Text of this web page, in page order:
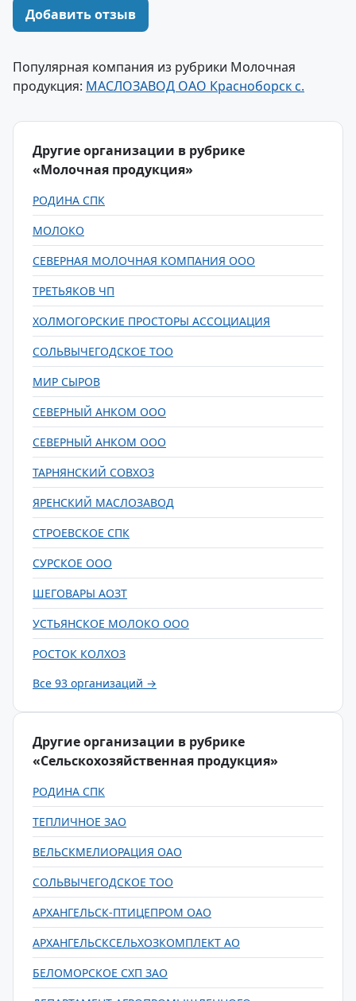
Добавить отзыв
Популярная компания из рубрики Молочная
продукция: МАСЛОЗАВОД ОАО Красноборск с.
Другие организации в рубрике
«Молочная продукция»
РОДИНА СПК
МОЛОКО
СЕВЕРНАЯ МОЛОЧНАЯ КОМПАНИЯ ООО
ТРЕТЬЯКОВ ЧП
ХОЛМОГОРСКИЕ ПРОСТОРЫ АССОЦИАЦИЯ
СОЛЬВЫЧЕГОДСКОЕ ТОО
МИР СЫРОВ
СЕВЕРНЫЙ АНКОМ ООО
СЕВЕРНЫЙ АНКОМ ООО
ТАРНЯНСКИЙ СОВХОЗ
ЯРЕНСКИЙ МАСЛОЗАВОД
СТРОЕВСКОЕ СПК
СУРСКОЕ ООО
ШЕГОВАРЫ АОЗТ
УСТЬЯНСКОЕ МОЛОКО ООО
РОСТОК КОЛХОЗ
Все 93 организаций →
Другие организации в рубрике
«Сельскохозяйственная продукция»
РОДИНА СПК
ТЕПЛИЧНОЕ ЗАО
ВЕЛЬСКМЕЛИОРАЦИЯ ОАО
СОЛЬВЫЧЕГОДСКОЕ ТОО
АРХАНГЕЛЬСК-ПТИЦЕПРОМ ОАО
АРХАНГЕЛЬСКСЕЛЬХОЗКОМПЛЕКТ АО
БЕЛОМОРСКОЕ СХП ЗАО